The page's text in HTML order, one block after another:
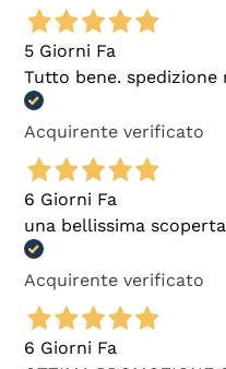
5 Giorni Fa
Tutto bene. spedizione
Acquirente verificato
6 Giorni Fa
una bellissima scoperta
Acquirente verificato
6 Giorni Fa